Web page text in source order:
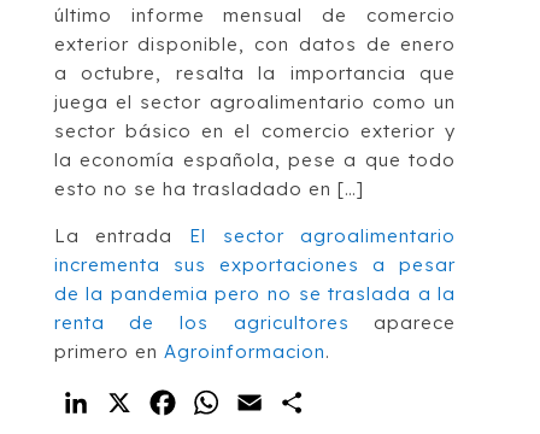
último informe mensual de comercio
exterior disponible, con datos de enero
a octubre, resalta la importancia que
juega el sector agroalimentario como un
sector básico en el comercio exterior y
la economía española, pese a que todo
esto no se ha trasladado en […]
La entrada El sector agroalimentario
incrementa sus exportaciones a pesar
de la pandemia pero no se traslada a la
renta de los agricultores aparece
primero en Agroinformacion.
LinkedIn FacebookWhatsApp
Email